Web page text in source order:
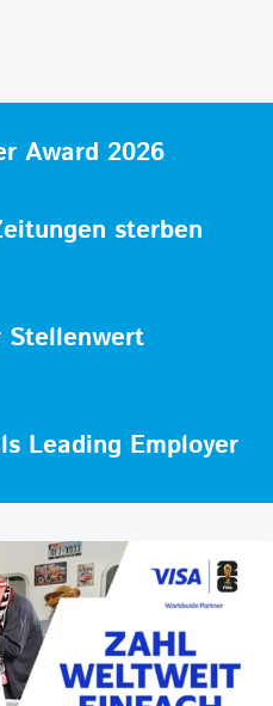
Award 2026
sterben
Stellenwert
Leading Employer